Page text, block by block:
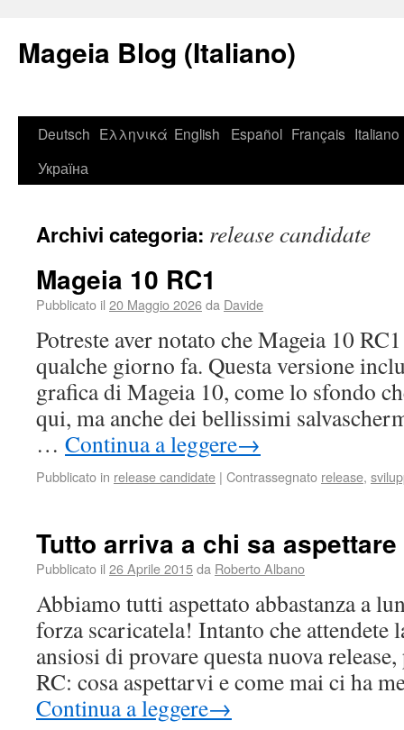
Mageia Blog (Italiano)
Deutsch Ελληνικά English Español Français Italiano
Україна
Archivi categoria: release candidate
Mageia 10 RC1
Pubblicato il 20 Maggio 2026da Davide
Potreste aver notato che Mageia 10
qualche giorno fa. Questa versione
grafica di Mageia 10, come lo sfondo
qui, ma anche dei bellissimi
… Continua a leggere→
Pubblicato in release candidate | Contrassegnato release,
Tutto arriva a chi sa aspettare
Pubblicato il 26 Aprile 2015da Roberto Albano
Abbiamo tutti aspettato abbastanza a
forza scaricatela! Intanto che attendete
ansiosi di provare questa nuova
RC: cosa aspettarvi e come mai ci ha
Continua a leggere→